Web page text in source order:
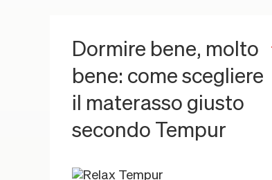
Dormire bene, molto
bene: come scegliere
il materasso giusto
secondo Tempur